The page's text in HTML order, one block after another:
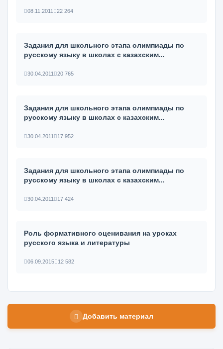
08.11.2011 22 264
Задания для школьного этапа олимпиады по
русскому языку в школах с казахским...
30.04.2011 20 765
Задания для школьного этапа олимпиады по
русскому языку в школах с казахским...
30.04.2011 17 952
Задания для школьного этапа олимпиады по
русскому языку в школах с казахским...
30.04.2011 17 424
Роль формативного оценивания на уроках
русского языка и литературы
06.09.2015 12 582
Добавить материал